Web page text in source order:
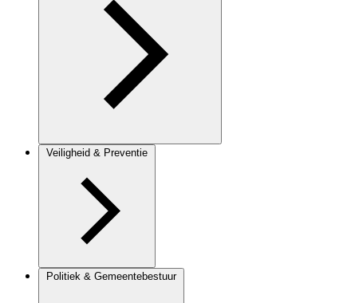
Veiligheid & Preventie
Politiek & Gemeentebestuur